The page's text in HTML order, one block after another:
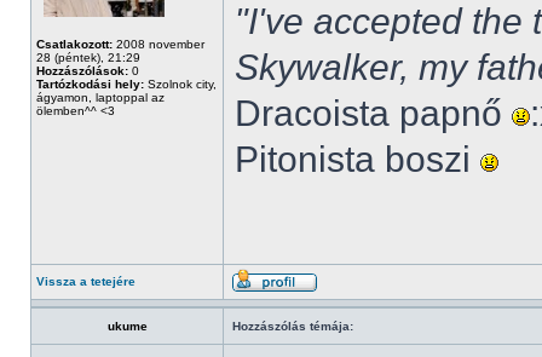
Csatlakozott: 2008 november
28 (péntek), 21:29
Hozzászólások: 0
Tartózkodási hely: Szolnok city,
ágyamon, laptoppal az
ölemben^^ <3
"I've accepted the
Skywalker, my
Dracoista papnő
Pitonista boszi
Vissza a tetejére
ukume Hozzászólás témája: